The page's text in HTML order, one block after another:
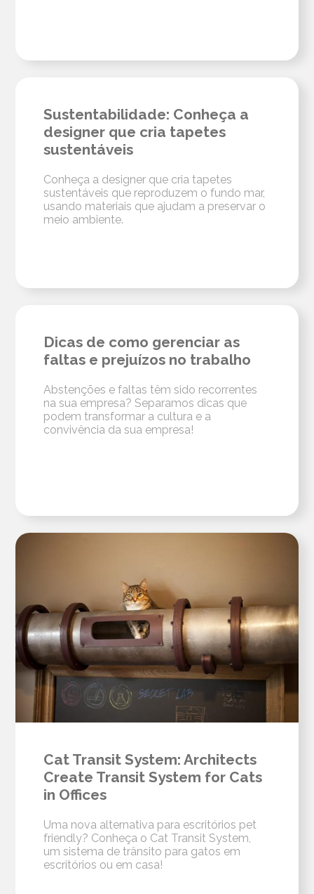
Sustentabilidade: Conheça a
designer que cria tapetes
sustentáveis
Conheça a designer que cria tapetes
sustentáveis que reproduzem o fundo mar,
usando materiais que ajudam a preservar o
meio ambiente.
Dicas de como gerenciar as
faltas e prejuízos no trabalho
Abstenções e faltas têm sido recorrentes
na sua empresa? Separamos dicas que
podem transformar a cultura e a
convivência da sua empresa!
Cat Transit System: Architects
Create Transit System for Cats
in Offices
Uma nova alternativa para escritórios pet
friendly? Conheça o Cat Transit System,
um sistema de trânsito para gatos em
escritórios ou em casa!